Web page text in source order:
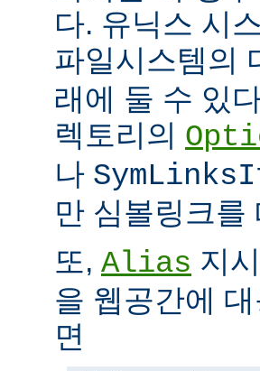
다. 유닉스 시
파일시스템의
래에 둘 수 있
렉토리의
나
만 심볼링크를
또, Alias 지
을 웹공간에
면